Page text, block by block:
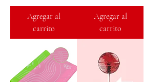
Agregar al
carrito
Agregar al
carrito